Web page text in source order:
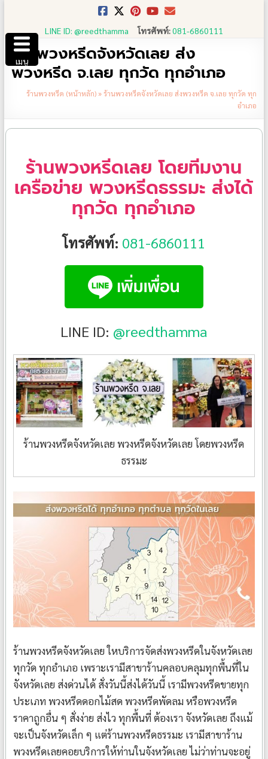
content
LINE ID: @reedthamma โทรศัพท์:081-6860111
ร้านพวงหรีดจังหวัดเลย ส่ง
พวงหรีด จ.เลย ทุกวัด ทุกอำเภอ
ร้านพวงหรีด (หน้าหลัก)»ร้านพวงหรีดจังหวัดเลย ส่งพวงหรีด จ.เลย ทุกวัด ทุก
อำเภอ
ร้านพวงหรีดเลย โดยทีมงาน
เครือข่าย พวงหรีดธรรมะ ส่งได้
ทุกวัด ทุกอำเภอ
โทรศัพท์: 081-6860111
LINE ID: @reedthamma
ร้านพวงหรีดจังหวัดเลย พวงหรีดจังหวัดเลย โดยพวงหรีด
ธรรมะ
ร้านพวงหรีดจังหวัดเลย ใหบริการจัดส่งพวงหรีดในจังหวัดเลย
ทุกวัด ทุกอำเภอ เพราะเรามีสาขาร้านคลอบคลุมทุกพื้นที่ใน
จังหวัดเลย ส่งด่วนได้ สั่งวันนี้ส่งได้วันนี้ เรามีพวงหรีดขายทุก
ประเภท พวงหรีดดอกไม้สด พวงหรีดพัดลม หรือพวงหรีด
ราคาถูกอื่น ๆ สั่งง่าย ส่งไว ทุกพื้นที่ ต้องเรา จังหวัดเลย ถึงแม้
จะเป็นจังหวัดเล็ก ๆ แต่ร้านพวงหรีดธรรมะ เรามีสาขาร้าน
พวงหรีดเลยคอยบริการให้ท่านในจังหวัดเลย ไม่ว่าท่านจะอยู่
เมนู